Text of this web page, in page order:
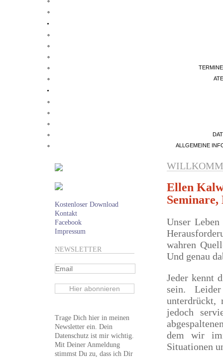
ALLGEMEINE
Ellen
Unser
wahren
Und genau
Jeder kennt
sein.
unterdrückt,
jedoch
dem wir
Situationen
Kostenloser Download
Kontakt
Facebook
Impressum
NEWSLETTER
Trage Dich hier in meinen
Newsletter ein. Dein
Datenschutz ist mir wichtig.
Mit Deiner Anmeldung
stimmst Du zu, dass ich Dir